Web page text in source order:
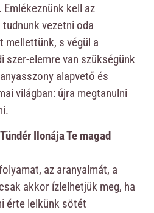
kell az
vezetni oda
mellettünk, s végül a
szer-elemre van szükségünk
alapvető és
világban: újra megtanulni
Ilonája Te magad
az aranyalmát, a
akkor ízlelhetjük meg, ha
érte lelkünk sötét